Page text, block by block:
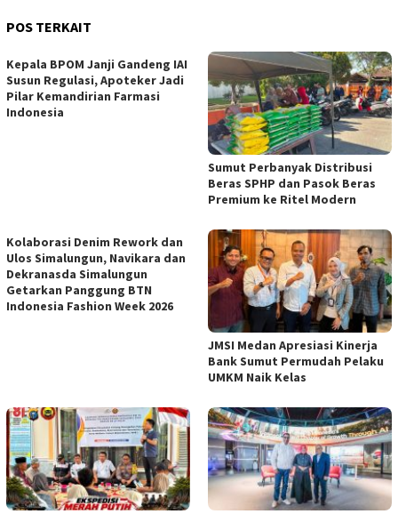
POS TERKAIT
Kepala BPOM Janji Gandeng IAI
Susun Regulasi, Apoteker Jadi
Pilar Kemandirian Farmasi
Indonesia
Sumut Perbanyak Distribusi
Beras SPHP dan Pasok Beras
Premium ke Ritel Modern
Kolaborasi Denim Rework dan
Ulos Simalungun, Navikara dan
Dekranasda Simalungun
Getarkan Panggung BTN
Indonesia Fashion Week 2026
JMSI Medan Apresiasi Kinerja
Bank Sumut Permudah Pelaku
UMKM Naik Kelas